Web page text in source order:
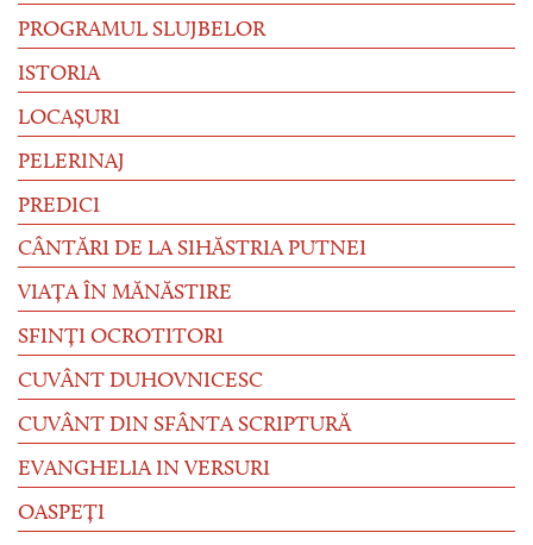
PROGRAMUL SLUJBELOR
ISTORIA
LOCAȘURI
PELERINAJ
PREDICI
CÂNTĂRI DE LA SIHĂSTRIA PUTNEI
VIAȚA ÎN MĂNĂSTIRE
SFINȚI OCROTITORI
CUVÂNT DUHOVNICESC
CUVÂNT DIN SFÂNTA SCRIPTURĂ
EVANGHELIA IN VERSURI
OASPEȚI